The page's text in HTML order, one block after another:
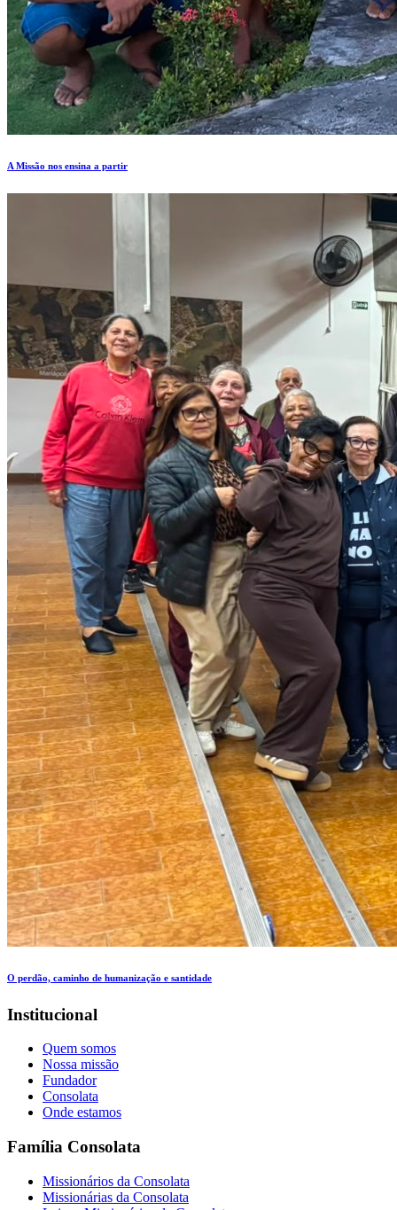
A Missão nos ensina a partir
O perdão, caminho de humanização e santidade
Institucional
Quem somos
Nossa missão
Fundador
Consolata
Onde estamos
Família Consolata
Missionários da Consolata
Missionárias da Consolata